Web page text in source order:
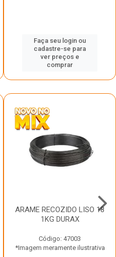
Faça seu login ou
cadastre-se para
ver preços e
comprar
ARAME RECOZIDO LISO 18
1KG DURAX
Código: 47003
*Imagem meramente ilustrativa